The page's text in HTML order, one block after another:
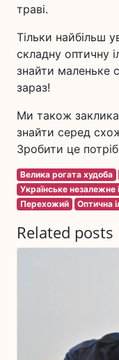
траві.
Тільки найбільш
складну оптичну
знайти маленьке
зараз!
Ми також
знайти серед
Зробити це
Велика рогата худоба
Українське незалежне
Перехожий
Оптична
Related posts